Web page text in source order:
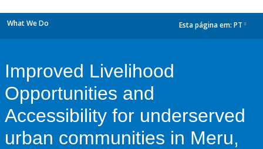
What We Do Esta página em: PT
Improved Livelihood
Opportunities and
Accessibility for underserved
urban communities in Meru,